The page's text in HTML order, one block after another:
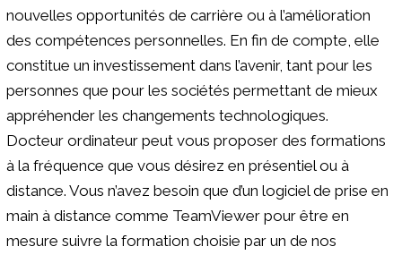
nouvelles opportunités de carrière ou à l’amélioration
des compétences personnelles. En fin de compte, elle
constitue un investissement dans l’avenir, tant pour les
personnes que pour les sociétés permettant de mieux
appréhender les changements technologiques.
Docteur ordinateur peut vous proposer des formations
à la fréquence que vous désirez en présentiel ou à
distance. Vous n’avez besoin que d’un logiciel de prise en
main à distance comme TeamViewer pour être en
mesure suivre la formation choisie par un de nos